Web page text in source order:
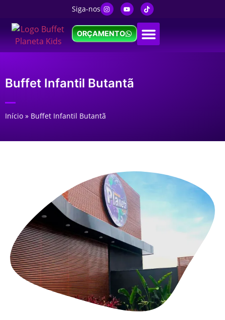
Siga-nos
ORÇAMENTO
Buffet Infantil Butantã
Início » Buffet Infantil Butantã